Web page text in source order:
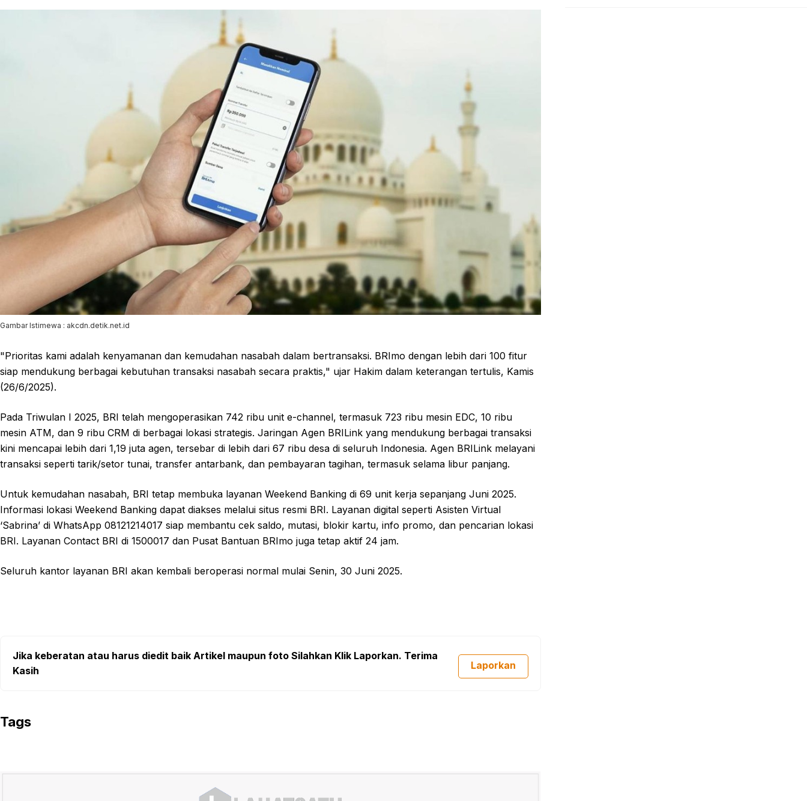
Gambar Istimewa : akcdn.detik.net.id
"Prioritas kami adalah kenyamanan dan kemudahan nasabah dalam bertransaksi. BRImo dengan lebih dari 100 fitur
siap mendukung berbagai kebutuhan transaksi nasabah secara praktis," ujar Hakim dalam keterangan tertulis, Kamis
(26/6/2025).
Pada Triwulan I 2025, BRI telah mengoperasikan 742 ribu unit e-channel, termasuk 723 ribu mesin EDC, 10 ribu
mesin ATM, dan 9 ribu CRM di berbagai lokasi strategis. Jaringan Agen BRILink yang mendukung berbagai transaksi
kini mencapai lebih dari 1,19 juta agen, tersebar di lebih dari 67 ribu desa di seluruh Indonesia. Agen BRILink melayani
transaksi seperti tarik/setor tunai, transfer antarbank, dan pembayaran tagihan, termasuk selama libur panjang.
Untuk kemudahan nasabah, BRI tetap membuka layanan Weekend Banking di 69 unit kerja sepanjang Juni 2025.
Informasi lokasi Weekend Banking dapat diakses melalui situs resmi BRI. Layanan digital seperti Asisten Virtual
‘Sabrina’ di WhatsApp 08121214017 siap membantu cek saldo, mutasi, blokir kartu, info promo, dan pencarian lokasi
BRI. Layanan Contact BRI di 1500017 dan Pusat Bantuan BRImo juga tetap aktif 24 jam.
Seluruh kantor layanan BRI akan kembali beroperasi normal mulai Senin, 30 Juni 2025.
Jika keberatan atau harus diedit baik Artikel maupun foto Silahkan Klik Laporkan. Terima
Kasih
Laporkan
Tags